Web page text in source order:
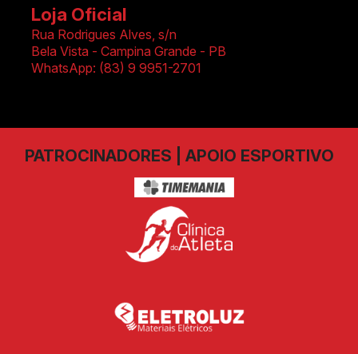
Loja Oficial
Rua Rodrigues Alves, s/n
Bela Vista - Campina Grande - PB
WhatsApp: (83) 9 9951-2701
PATROCINADORES | APOIO ESPORTIVO